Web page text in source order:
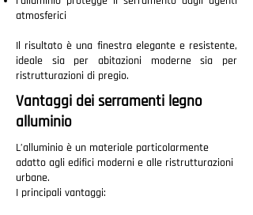
atmosferici
Il risultato è una finestra elegante e resistente,
ideale sia per abitazioni moderne sia per
ristrutturazioni di pregio.
Vantaggi dei serramenti legno
alluminio
L’alluminio è un materiale particolarmente
adatto agli edifici moderni e alle ristrutturazioni
urbane.
I principali vantaggi: